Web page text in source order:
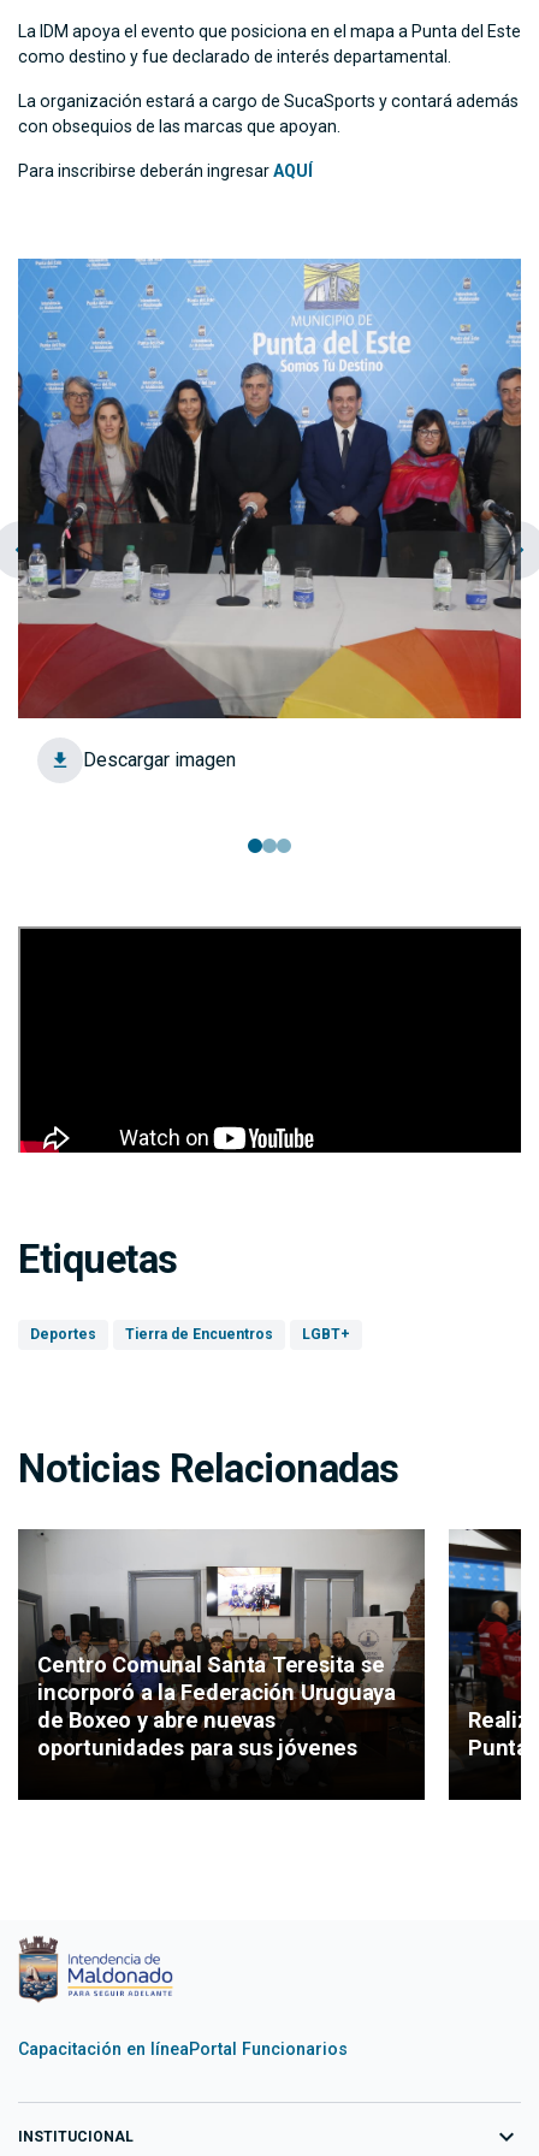
La IDM apoya el evento que posiciona en el mapa a Punta del Este
como destino y fue declarado de interés departamental.
La organización estará a cargo de SucaSports y contará además
con obsequios de las marcas que apoyan.
Para inscribirse deberán ingresarAQUÍ
Descargar imagen
chevron_left navigate_next
Etiquetas
Deportes Tierra de Encuentros LGBT+
Noticias Relacionadas
Centro Comunal Santa Teresita se
incorporó a la Federación Uruguaya
de Boxeo y abre nuevas
oportunidades para sus jóvenes
Punta
Capacitación en líneaPortal Funcionarios
INSTITUCIONAL expand_more